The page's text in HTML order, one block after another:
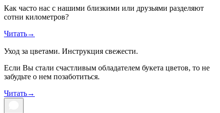
Как часто нас с нашими близкими или друзьями разделяют
сотни километров?
Читать→
Уход за цветами. Инструкция свежести.
Если Вы стали счастливым обладателем букета цветов, то не
забудьте о нем позаботиться.
Читать→